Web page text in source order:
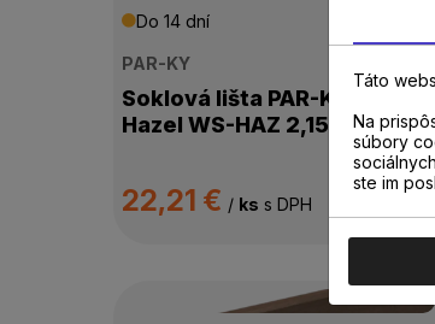
Do 14 dní
PAR-KY
Soklová lišta PAR-KY Dub
Hazel WS-HAZ 2,15m
22,21 € / ks s DPH
Táto
Na
súbory
ste im